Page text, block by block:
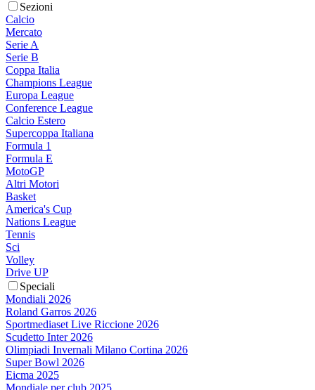
Sezioni
Calcio
Mercato
Serie A
Serie B
Coppa Italia
Champions League
Europa League
Conference League
Calcio Estero
Supercoppa Italiana
Formula 1
Formula E
MotoGP
Altri Motori
Basket
America's Cup
Nations League
Tennis
Sci
Volley
Drive UP
Speciali
Mondiali 2026
Roland Garros 2026
Sportmediaset Live Riccione 2026
Scudetto Inter 2026
Olimpiadi Invernali Milano Cortina 2026
Super Bowl 2026
Eicma 2025